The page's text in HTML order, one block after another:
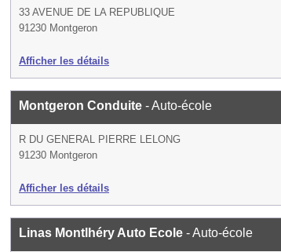
33 AVENUE DE LA REPUBLIQUE
91230 Montgeron
Afficher les détails
Montgeron Conduite - Auto-école
R DU GENERAL PIERRE LELONG
91230 Montgeron
Afficher les détails
Linas Montlhéry Auto Ecole - Auto-école